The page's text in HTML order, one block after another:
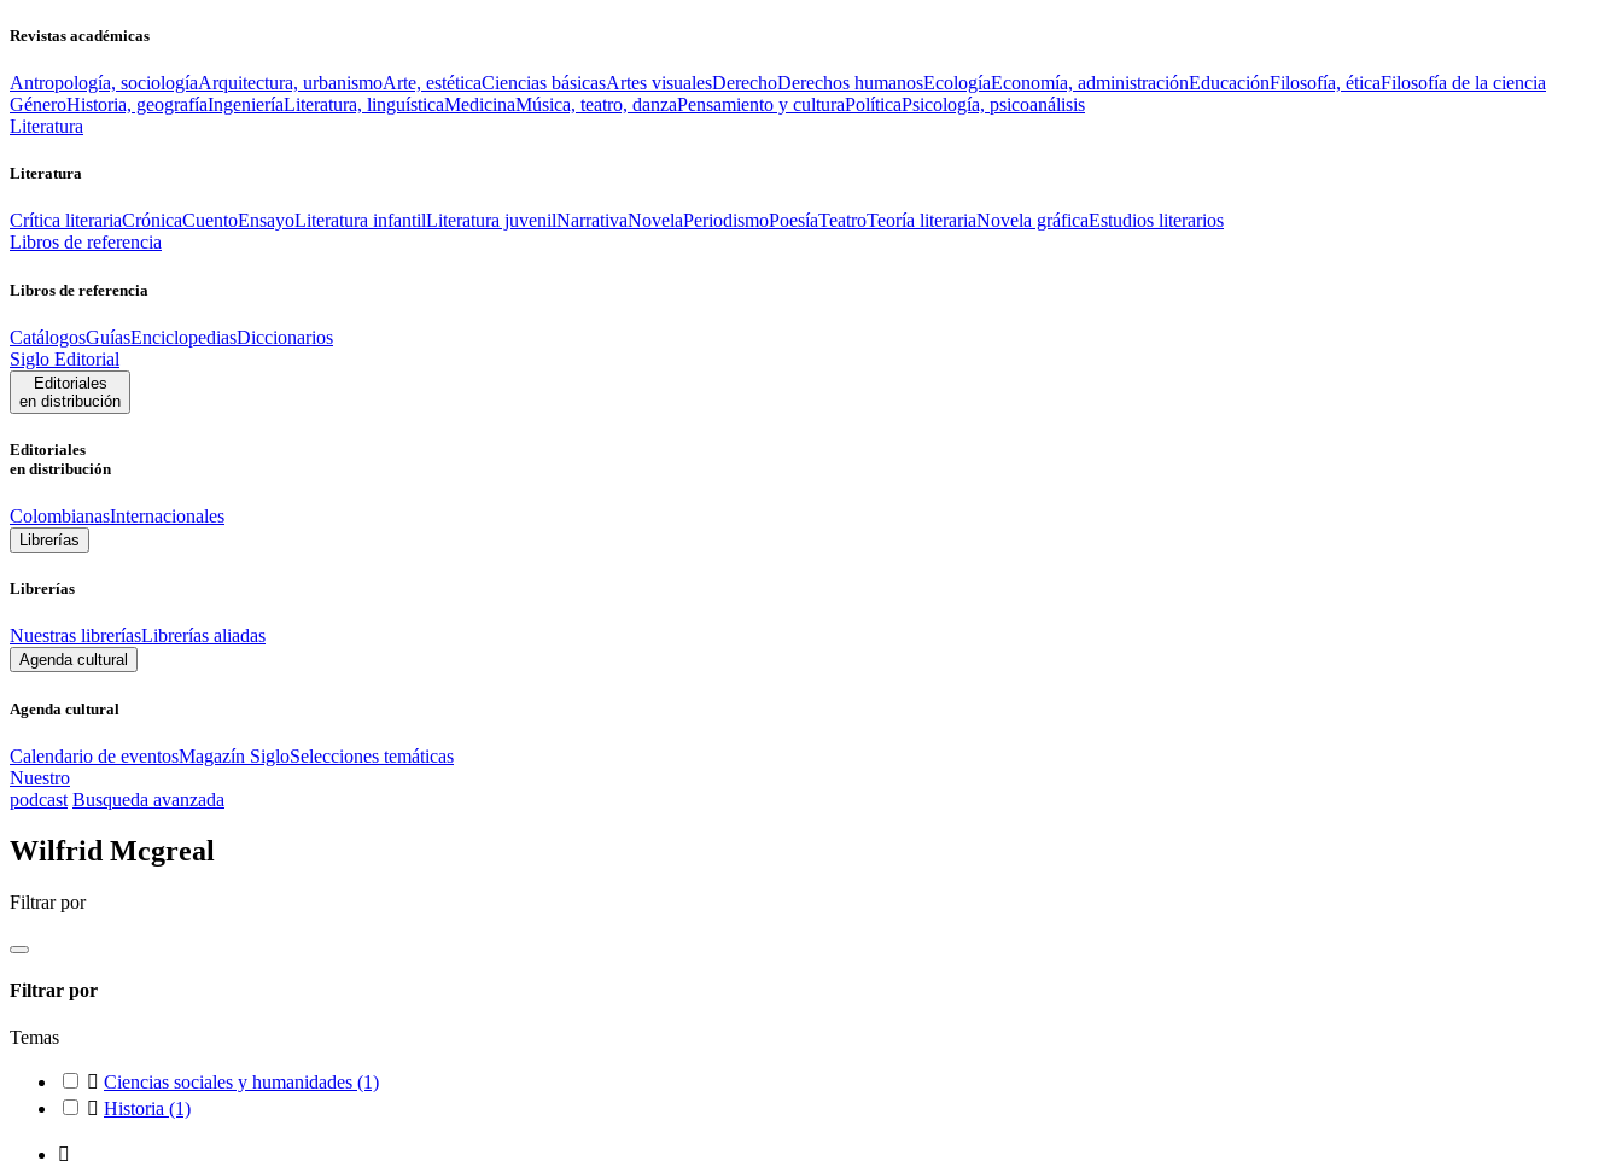
Revistas académicas
Antropología, sociologíaArquitectura, urbanismoArte, estéticaCiencias básicasArtes visualesDerechoDerechos humanosEcologíaEconomía, administraciónEducaciónFilosofía, éticaFilosofía de la ciencia
GéneroHistoria, geografíaIngenieríaLiteratura, linguísticaMedicinaMúsica, teatro, danzaPensamiento y culturaPolíticaPsicología, psicoanálisis
Literatura
Literatura
Crítica literariaCrónicaCuentoEnsayoLiteratura infantilLiteratura juvenilNarrativaNovelaPeriodismoPoesíaTeatroTeoría literariaNovela gráficaEstudios literarios
Libros de referencia
Libros de referencia
CatálogosGuíasEnciclopediasDiccionarios
Siglo Editorial
Editoriales
en distribución
Editoriales
en distribución
ColombianasInternacionales
Librerías
Librerías
Nuestras libreríasLibrerías aliadas
Agenda cultural
Agenda cultural
Calendario de eventosMagazín SigloSelecciones temáticas
Nuestro
podcast Busqueda avanzada
Wilfrid Mcgreal
Filtrar por
Filtrar por
Temas
 Ciencias sociales y humanidades (1)
 Historia (1)
